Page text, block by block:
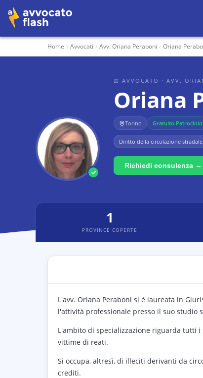
Home › Avvocati › Avv. Oriana Peraboni › Oriana
⚖ AVVOCATO · AVV.
Oriana
Torino Gratuito Patrocinio
Diritto della circolazione stradale
Richiedi consulenza →
1
PROVINCE COPERTE
L'avv. Oriana Peraboni si è laureata in
l'attività professionale presso il suo studio
L'ambito di specializzazione riguarda tutti
vittime di reati.
Si occupa, altresì, di illeciti derivanti da
crediti.